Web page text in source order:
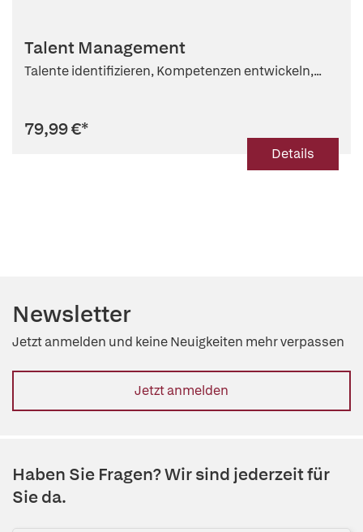
Talent Management
Talente identifizieren, Kompetenzen entwickeln,...
79,99 €*
Details
Newsletter
Jetzt anmelden und keine Neuigkeiten mehr verpassen
Jetzt anmelden
Haben Sie Fragen? Wir sind jederzeit für
Sie da.